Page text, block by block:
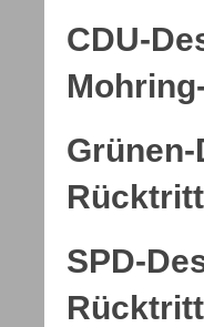
CDU-
SPD-